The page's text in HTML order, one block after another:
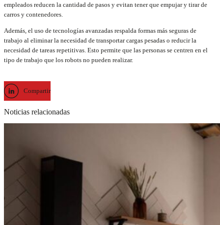
empleados reducen la cantidad de pasos y evitan tener que empujar y tirar de
carros y contenedores.
Además, el uso de tecnologías avanzadas respalda formas más seguras de
trabajo al eliminar la necesidad de transportar cargas pesadas o reducir la
necesidad de tareas repetitivas. Esto permite que las personas se centren en el
tipo de trabajo que los robots no pueden realizar.
Compartir
Noticias relacionadas